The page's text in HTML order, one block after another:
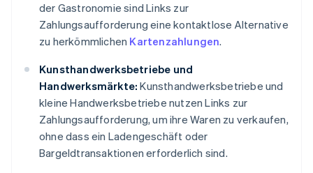
der Gastronomie sind Links zur
Zahlungsaufforderung eine kontaktlose Alternative
zu herkömmlichen Kartenzahlungen.
Kunsthandwerksbetriebe und
Handwerksmärkte: Kunsthandwerksbetriebe und
kleine Handwerksbetriebe nutzen Links zur
Zahlungsaufforderung, um ihre Waren zu verkaufen,
ohne dass ein Ladengeschäft oder
Bargeldtransaktionen erforderlich sind.